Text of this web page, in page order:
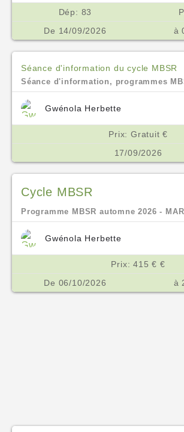
Dép: 83
De 14/09/2026
à
Séance d'information du cycle MBSR
Séance d'information, programmes
Gwénola Herbette
Prix: Gratuit €
17/09/2026
Cycle MBSR
Programme MBSR automne 2026 -
Gwénola Herbette
Prix: 415 € €
De 06/10/2026
à